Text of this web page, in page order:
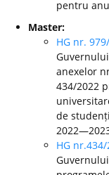
pentru
Master:
HG nr.
anexelor
434/2022
de
HG